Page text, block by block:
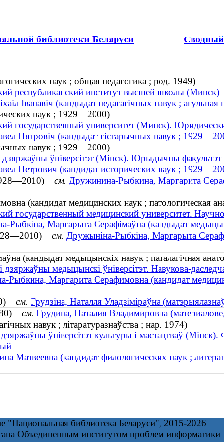
наук ; общая педагогика ; род. 1949)
республиканский институт высшей школы (Минск)
Iванавiч (кандыдат педагагічных навук ; агульная
наук ; 1929—2000)
государственный университет (Минск).
Пятровіч (кандыдат гістарычных навук ;
навук ; 1929—2000)
дзяржаўны ўніверсітэт (Мінск). Юрыдычны факультэт
Петрович (кандидат исторических наук ;
см. Дружинина-Рыбкина, Маргарита
(кандидат медицинских наук ; патологическая
государственный медицинский университет.
Рыбкіна, Маргарыта Серафімаўна (кандыдат
см. Дружыніна-Рыбкіна, Маргарыта
(кандыдат медыцынскіх навук ; паталагічная
дзяржаўны медыцынскі ўніверсітэт. Навукова-
Рыбкина, Маргарита Серафимовна (кандидат
см. Грудзіна, Наталля Уладзіміраўна
см. Грудина, Наталия Владимировна
навук ; літаратуразнаўства ; нар. 1974)
дзяржаўны ўніверсітэт культуры і мастацтваў
Матвеевна (кандидат филологических наук ;
"Национальная библиотека Беларуси", 2015-2026
Объединенным институтом проблем